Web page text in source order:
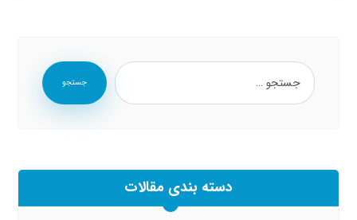
جستجو
دسته بندی مقالات